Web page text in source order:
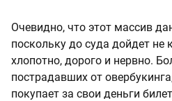
Очевидно, что этот массив
поскольку до суда дойдет
хлопотно, дорого и нервно.
пострадавших от
покупает за свои деньги